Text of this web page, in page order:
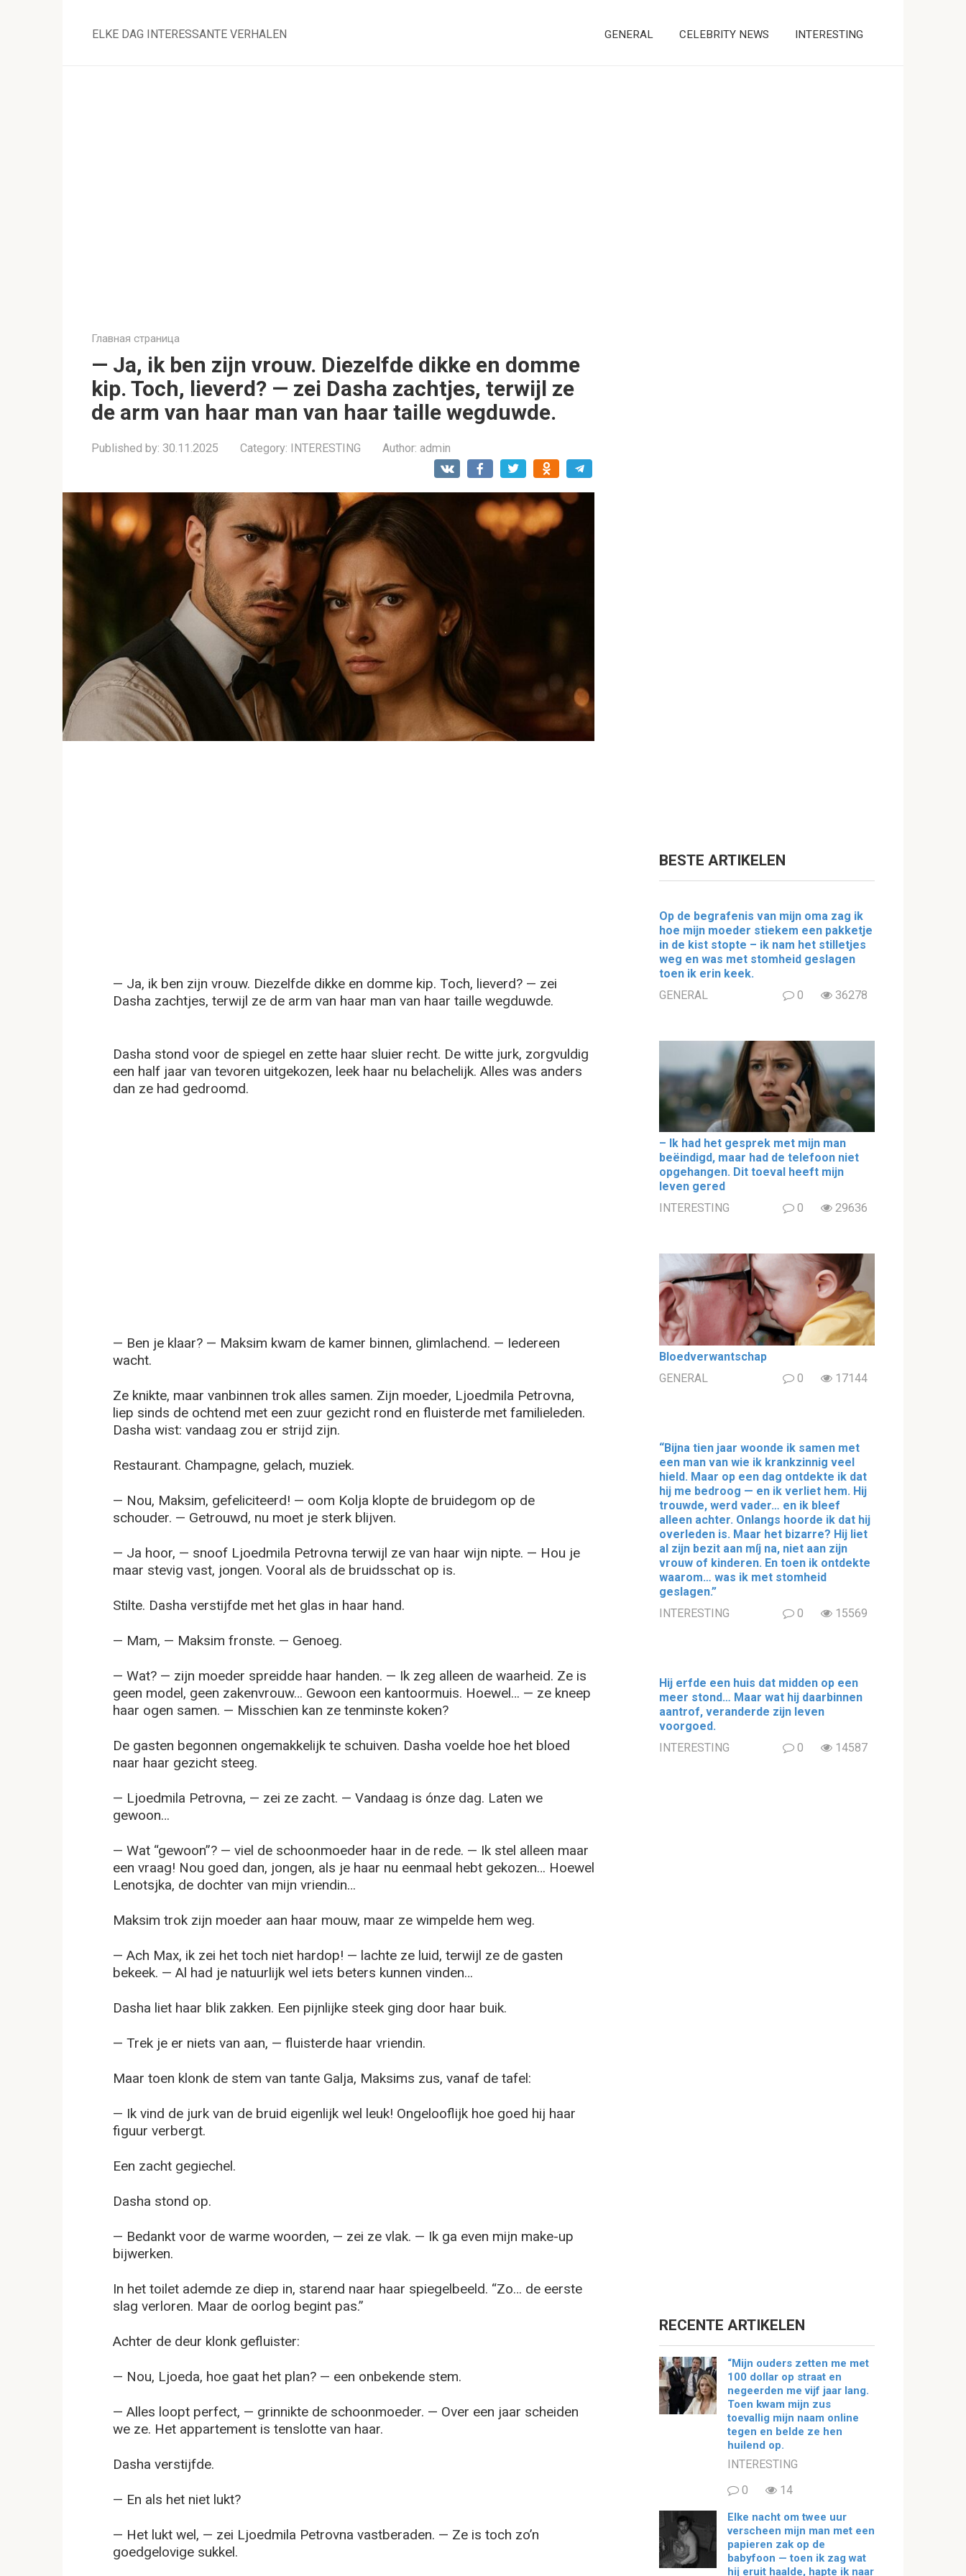
ELKE DAG INTERESSANTE VERHALEN GENERAL CELEBRITY NEWS INTERESTING
Главная страница
— Ja, ik ben zijn vrouw. Diezelfde dikke en domme
kip. Toch, lieverd? — zei Dasha zachtjes, terwijl ze
de arm van haar man van haar taille wegduwde.
Published by: 30.11.2025 Category: INTERESTING Author: admin
— Ja, ik ben zijn vrouw. Diezelfde dikke en domme kip. Toch, lieverd? — zei
Dasha zachtjes, terwijl ze de arm van haar man van haar taille wegduwde.
Dasha stond voor de spiegel en zette haar sluier recht. De witte jurk, zorgvuldig
een half jaar van tevoren uitgekozen, leek haar nu belachelijk. Alles was anders
dan ze had gedroomd.
— Ben je klaar? — Maksim kwam de kamer binnen, glimlachend. — Iedereen
wacht.
Ze knikte, maar vanbinnen trok alles samen. Zijn moeder, Ljoedmila Petrovna,
liep sinds de ochtend met een zuur gezicht rond en fluisterde met familieleden.
Dasha wist: vandaag zou er strijd zijn.
Restaurant. Champagne, gelach, muziek.
— Nou, Maksim, gefeliciteerd! — oom Kolja klopte de bruidegom op de
schouder. — Getrouwd, nu moet je sterk blijven.
— Ja hoor, — snoof Ljoedmila Petrovna terwijl ze van haar wijn nipte. — Hou je
maar stevig vast, jongen. Vooral als de bruidsschat op is.
Stilte. Dasha verstijfde met het glas in haar hand.
— Mam, — Maksim fronste. — Genoeg.
— Wat? — zijn moeder spreidde haar handen. — Ik zeg alleen de waarheid. Ze is
geen model, geen zakenvrouw… Gewoon een kantoormuis. Hoewel… — ze kneep
haar ogen samen. — Misschien kan ze tenminste koken?
De gasten begonnen ongemakkelijk te schuiven. Dasha voelde hoe het bloed
naar haar gezicht steeg.
— Ljoedmila Petrovna, — zei ze zacht. — Vandaag is ónze dag. Laten we
gewoon…
— Wat “gewoon”? — viel de schoonmoeder haar in de rede. — Ik stel alleen maar
een vraag! Nou goed dan, jongen, als je haar nu eenmaal hebt gekozen… Hoewel
Lenotsjka, de dochter van mijn vriendin…
Maksim trok zijn moeder aan haar mouw, maar ze wimpelde hem weg.
— Ach Max, ik zei het toch niet hardop! — lachte ze luid, terwijl ze de gasten
bekeek. — Al had je natuurlijk wel iets beters kunnen vinden…
Dasha liet haar blik zakken. Een pijnlijke steek ging door haar buik.
— Trek je er niets van aan, — fluisterde haar vriendin.
Maar toen klonk de stem van tante Galja, Maksims zus, vanaf de tafel:
— Ik vind de jurk van de bruid eigenlijk wel leuk! Ongelooflijk hoe goed hij haar
figuur verbergt.
Een zacht gegiechel.
Dasha stond op.
— Bedankt voor de warme woorden, — zei ze vlak. — Ik ga even mijn make-up
bijwerken.
In het toilet ademde ze diep in, starend naar haar spiegelbeeld. “Zo… de eerste
slag verloren. Maar de oorlog begint pas.”
Achter de deur klonk gefluister:
— Nou, Ljoeda, hoe gaat het plan? — een onbekende stem.
— Alles loopt perfect, — grinnikte de schoonmoeder. — Over een jaar scheiden
we ze. Het appartement is tenslotte van haar.
Dasha verstijfde.
— En als het niet lukt?
— Het lukt wel, — zei Ljoedmila Petrovna vastberaden. — Ze is toch zo’n
goedgelovige sukkel.
BESTE ARTIKELEN
Op de begrafenis van mijn oma zag ik
hoe mijn moeder stiekem een pakketje
in de kist stopte – ik nam het stilletjes
weg en was met stomheid geslagen
toen ik erin keek.
GENERAL
0 36278
– Ik had het gesprek met mijn man
beëindigd, maar had de telefoon niet
opgehangen. Dit toeval heeft mijn
leven gered
INTERESTING
0 29636
Bloedverwantschap
GENERAL
0 17144
“Bijna tien jaar woonde ik samen met
een man van wie ik krankzinnig veel
hield. Maar op een dag ontdekte ik dat
hij me bedroog — en ik verliet hem. Hij
trouwde, werd vader… en ik bleef
alleen achter. Onlangs hoorde ik dat hij
overleden is. Maar het bizarre? Hij liet
al zijn bezit aan míj na, niet aan zijn
vrouw of kinderen. En toen ik ontdekte
waarom… was ik met stomheid
geslagen.”
INTERESTING
0 15569
Hij erfde een huis dat midden op een
meer stond… Maar wat hij daarbinnen
aantrof, veranderde zijn leven
voorgoed.
INTERESTING
0 14587
RECENTE ARTIKELEN
“Mijn ouders zetten me met
100 dollar op straat en
negeerden me vijf jaar lang.
Toen kwam mijn zus
toevallig mijn naam online
tegen en belde ze hen
huilend op.
INTERESTING
0
14
Elke nacht om twee uur
verscheen mijn man met een
papieren zak op de
babyfoon — toen ik zag wat
hij eruit haalde, hapte ik naar